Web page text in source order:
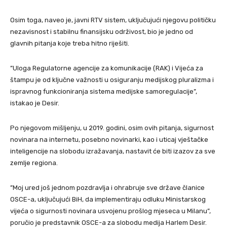
Osim toga, naveo je, javni RTV sistem, uključujući njegovu političku
nezavisnost i stabilnu finansijsku održivost, bio je jedno od
glavnih pitanja koje treba hitno riješiti.
”Uloga Regulatorne agencije za komunikacije (RAK) i Vijeća za
štampu je od ključne važnosti u osiguranju medijskog pluralizma i
ispravnog funkcioniranja sistema medijske samoregulacije”,
istakao je Desir.
Po njegovom mišljenju, u 2019. godini, osim ovih pitanja, sigurnost
novinara na internetu, posebno novinarki, kao i uticaj vještačke
inteligencije na slobodu izražavanja, nastavit će biti izazov za sve
zemlje regiona.
”Moj ured još jednom pozdravlja i ohrabruje sve države članice
OSCE-a, uključujući BiH, da implementiraju odluku Ministarskog
vijeća o sigurnosti novinara usvojenu prošlog mjeseca u Milanu”,
poručio je predstavnik OSCE-a za slobodu medija Harlem Desir.